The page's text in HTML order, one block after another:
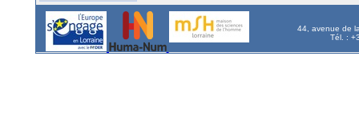
44, avenue de
Tél. :